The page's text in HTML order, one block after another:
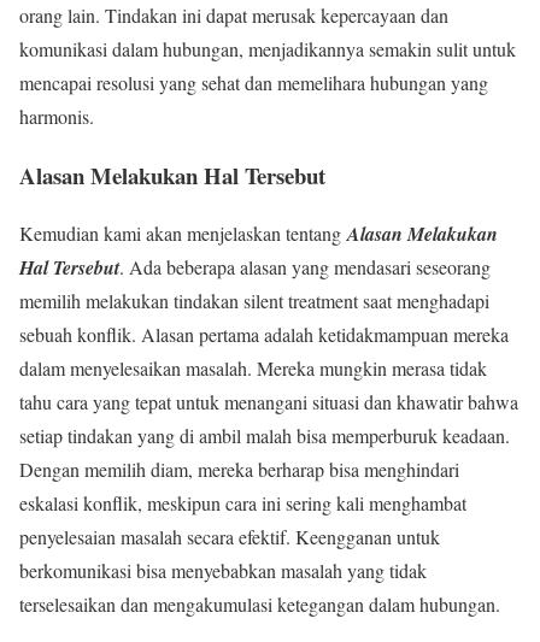
orang lain. Tindakan ini dapat merusak kepercayaan dan
komunikasi dalam hubungan, menjadikannya semakin sulit untuk
mencapai resolusi yang sehat dan memelihara hubungan yang
harmonis.
Alasan Melakukan Hal Tersebut
Kemudian kami akan menjelaskan tentangAlasan Melakukan
Hal Tersebut. Ada beberapa alasan yang mendasari seseorang
memilih melakukan tindakan silent treatment saat menghadapi
sebuah konflik. Alasan pertama adalah ketidakmampuan mereka
dalam menyelesaikan masalah. Mereka mungkin merasa tidak
tahu cara yang tepat untuk menangani situasi dan khawatir bahwa
setiap tindakan yang di ambil malah bisa memperburuk keadaan.
Dengan memilih diam, mereka berharap bisa menghindari
eskalasi konflik, meskipun cara ini sering kali menghambat
penyelesaian masalah secara efektif. Keengganan untuk
berkomunikasi bisa menyebabkan masalah yang tidak
terselesaikan dan mengakumulasi ketegangan dalam hubungan.